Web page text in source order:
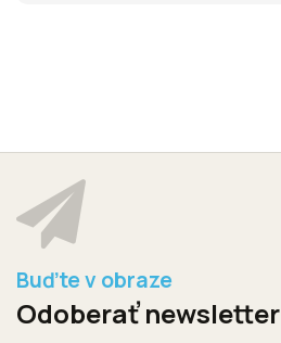
Odoberať newsletter